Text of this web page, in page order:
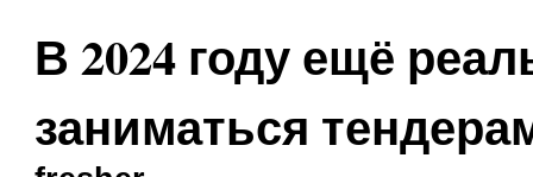
В 2024 году ещё
заниматься